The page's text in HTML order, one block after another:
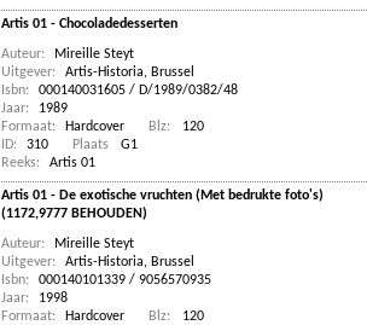
Artis 01 - Chocoladedesserten
Auteur:
Mireille Steyt
Uitgever:
Artis-Historia, Brussel
Isbn:
000140031605 / D/1989/0382/48
Jaar:
1989
Formaat:
Hardcover Blz:
120
ID:
310 Plaats
G1
Reeks:
Artis 01
Artis 01 - De exotische vruchten (Met bedrukte foto's)
(1172,9777 BEHOUDEN)
Auteur:
Mireille Steyt
Uitgever:
Artis-Historia, Brussel
Isbn:
000140101339 / 9056570935
Jaar:
1998
Formaat:
Hardcover Blz:
120